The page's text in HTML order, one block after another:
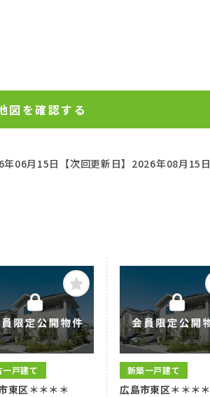
図を確認する
年06月15日 【次回更新日】2026年08月15日
一戸建て
東区＊＊＊＊
新築一戸建て
広島市東区＊＊＊＊